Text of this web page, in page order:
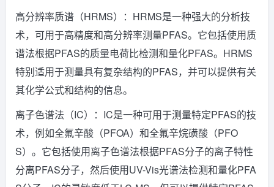
高分辨率质谱（HRMS）：HRMS是一种强大的分析技
术，可用于高精度和高分辨率测量PFAS。它包括使用质
谱法根据PFAS的质量电荷比检测和量化PFAS。HRMS
特别适用于测量具有复杂结构的PFAS，并可以提供有关
其化学公式和结构的信息。
离子色谱法（IC）：IC是一种可用于测量特定PFAS的技
术，例如全氟辛酸（PFOA）和全氟辛烷磺酸（PFO
S）。它包括使用离子色谱法根据PFAS分子的离子特性
分离PFAS分子，然后使用UV-Vis光谱法检测和量化PFA